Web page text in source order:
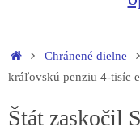
HomeChránené dielne
kráľovskú penziu 4-tisíc
Štát zaskočil